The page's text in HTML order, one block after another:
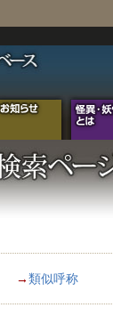
→ 類似呼称